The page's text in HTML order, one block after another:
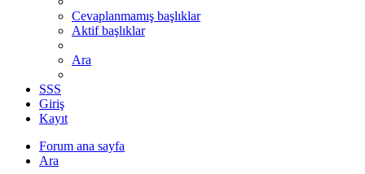
Cevaplanmamış başlıklar
Aktif başlıklar
Ara
SSS
Giriş
Kayıt
Forum ana sayfa
Ara